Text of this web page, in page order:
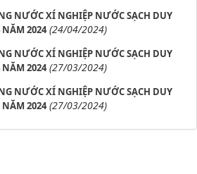
NƯỚC XÍ NGHIỆP NƯỚC SẠCH DUY
2024 (24/04/2024)
NƯỚC XÍ NGHIỆP NƯỚC SẠCH DUY
2024 (27/03/2024)
NƯỚC XÍ NGHIỆP NƯỚC SẠCH DUY
2024 (27/03/2024)